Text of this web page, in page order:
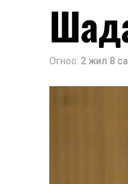
Огноо: 2 жил 8